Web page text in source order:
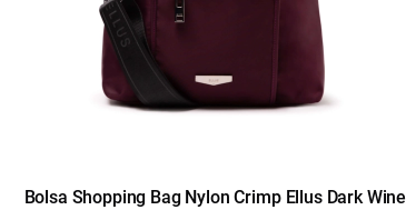
Bolsa Shopping Bag Nylon Crimp Ellus Dark Wine